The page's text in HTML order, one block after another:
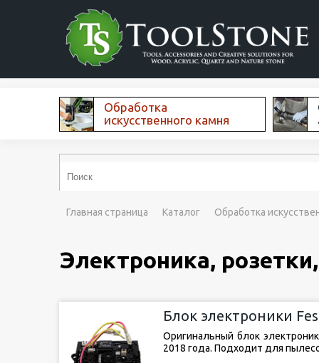
Обработка
искусственного камня
Главная страница Каталог Обработка
Электроника,
Блок электроники
Оригинальный блок
2018 года. Подходит для